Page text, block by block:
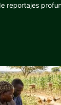
reportajes